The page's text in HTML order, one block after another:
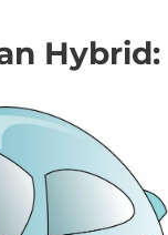
Hybrid: